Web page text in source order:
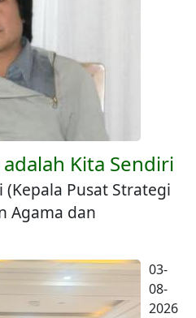
Kita Sendiri
Pusat Strategi
Agama dan
03-
08-
2026